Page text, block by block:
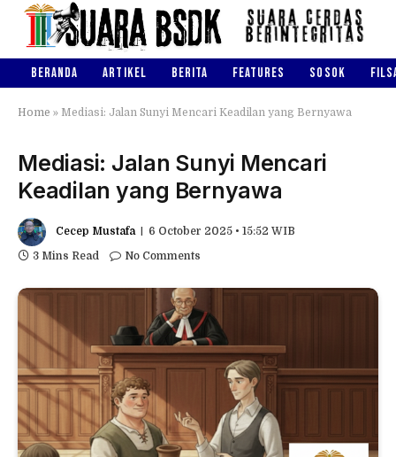
BERANDA ARTIKEL BERITA FEATURES SOSOK
Home » Mediasi: Jalan Sunyi Mencari Keadilan yang Bernyawa
Mediasi: Jalan Sunyi Mencari
Keadilan yang Bernyawa
Cecep Mustafa
6 October 2025 • 15:52 WIB
3 Mins Read
No Comments